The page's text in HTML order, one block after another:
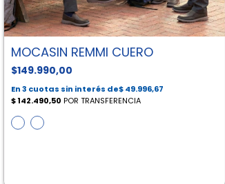
MOCASIN REMMI CUERO
$149.990,00